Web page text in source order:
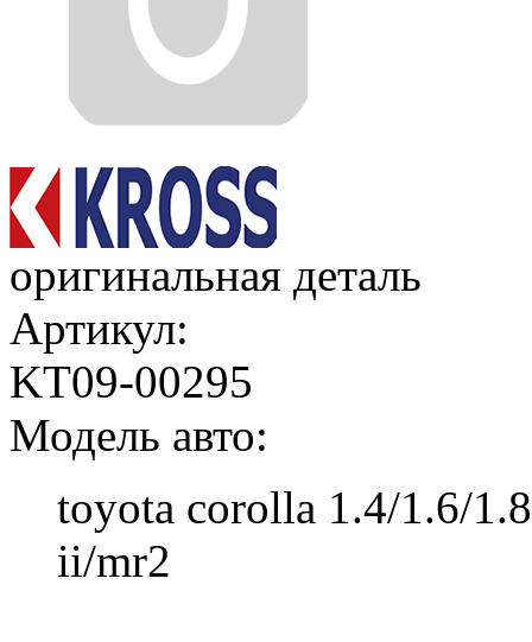
оригинальная деталь
Артикул:
KT09-00295
Модель авто:
toyota corolla 1.4/1.6/
ii/mr2